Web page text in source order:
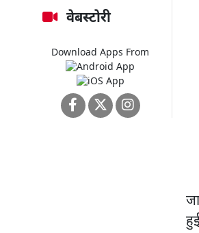
वेबस्टोरी
Download Apps From